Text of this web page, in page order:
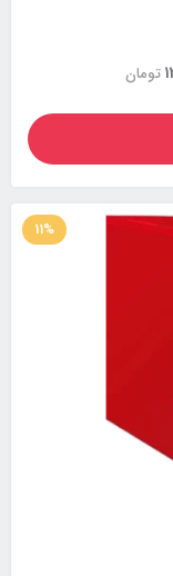
تومان
11%